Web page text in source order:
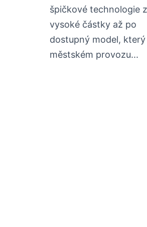
špičkové technologie
vysoké částky až po
dostupný model,
městském provozu...